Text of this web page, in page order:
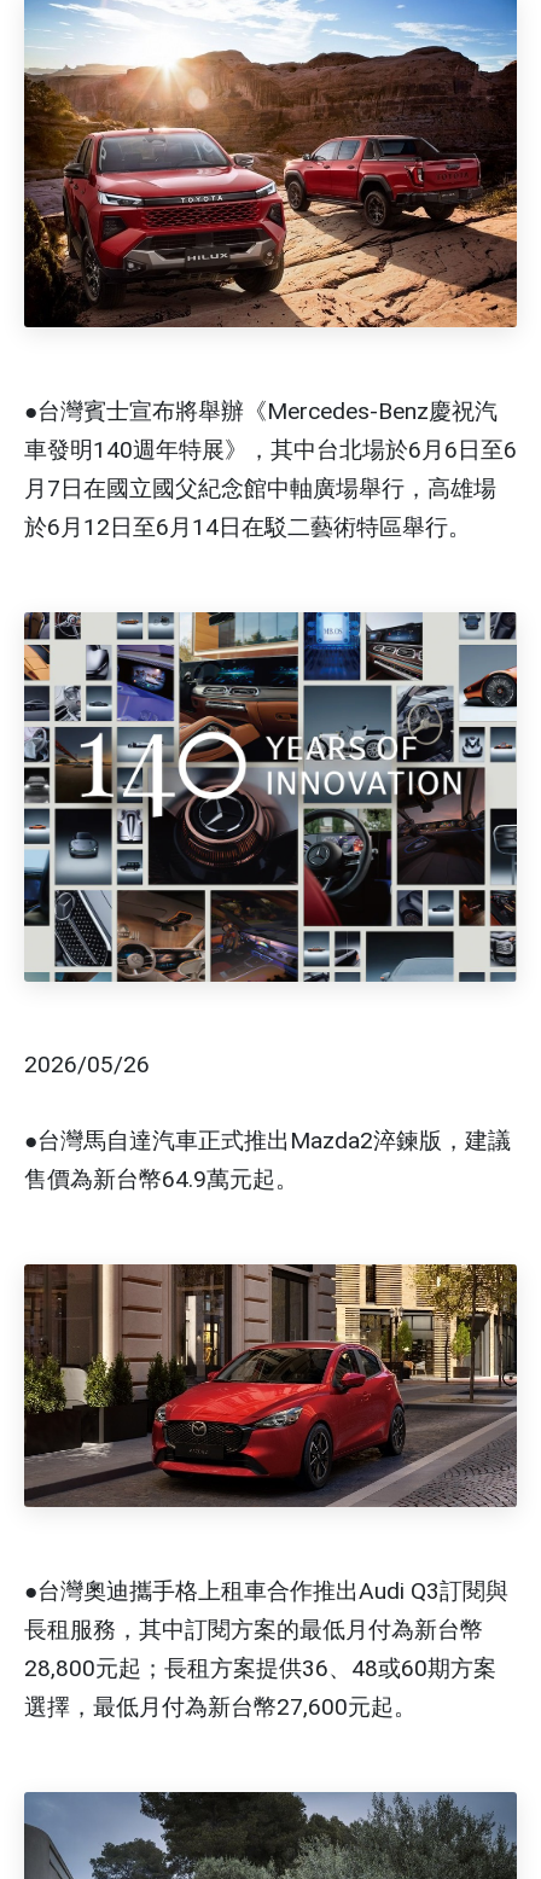
●台灣賓士宣布將舉辦《Mercedes-Benz慶祝汽
車發明140週年特展》，其中台北場於6月6日至6
月7日在國立國父紀念館中軸廣場舉行，高雄場
於6月12日至6月14日在駁二藝術特區舉行。
2026/05/26
●台灣馬自達汽車正式推出Mazda2淬鍊版，建議
售價為新台幣64.9萬元起。
●台灣奧迪攜手格上租車合作推出Audi Q3訂閱與
長租服務，其中訂閱方案的最低月付為新台幣
28,800元起；長租方案提供36、48或60期方案
選擇，最低月付為新台幣27,600元起。